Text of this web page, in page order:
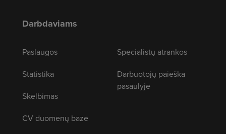
Darbdaviams
Paslaugos
Statistika
Skelbimas
CV duomenų bazė
Specialistų atrankos
Darbuotojų paieška
pasaulyje